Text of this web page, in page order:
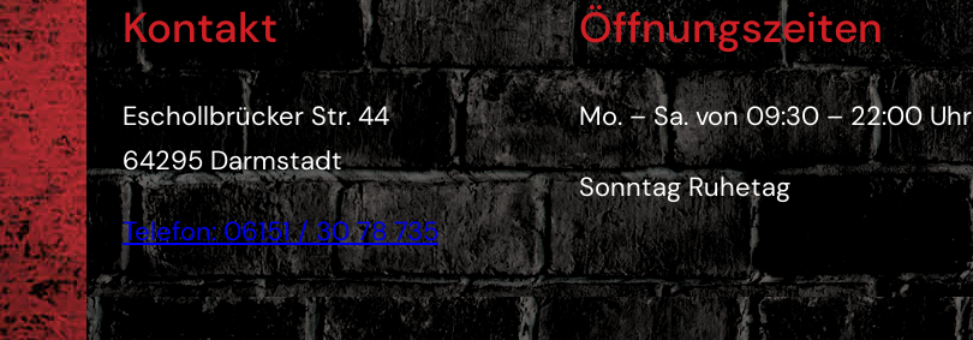
Kontakt
Eschollbrücker Str. 44
64295 Darmstadt
Telefon: 06151 / 30 78 735
Öffnungszeiten
Mo. – Sa. von 09:30 – 22:00 Uhr
Sonntag Ruhetag